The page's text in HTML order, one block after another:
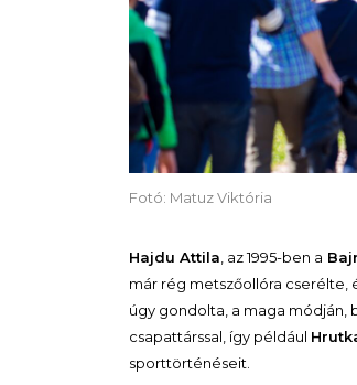
Fotó: Matuz Viktória
Hajdu Attila , az 1995-ben a
már rég metszőollóra cserélte,
úgy gondolta, a maga módján,
csapattárssal, így például
sporttörténéseit.